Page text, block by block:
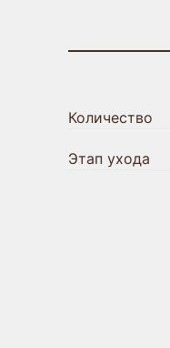
Количество
Этап ухода